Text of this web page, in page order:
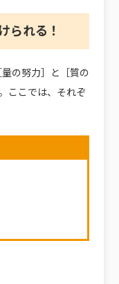
られる！
の努力］と［質の
ここでは、それぞ